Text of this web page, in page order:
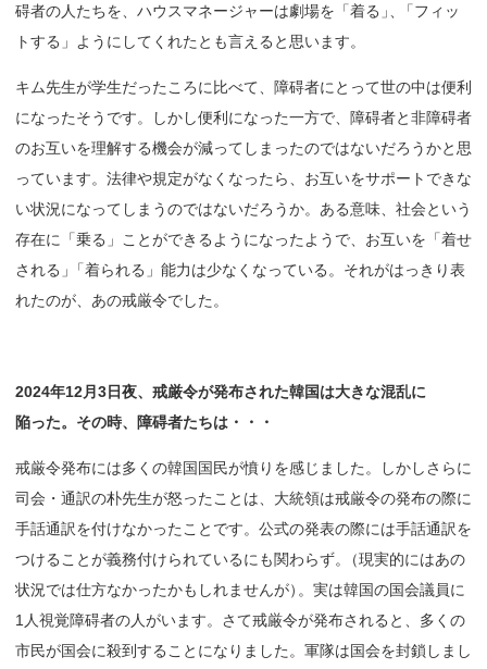
碍者の人たちを、ハウスマネージャーは劇場を「着る 」
「フィッ
トする」ようにしてくれたとも言えると思います。
キム先生が学生だったころに比べて、障碍者にとって世の中は便利
になったそうです。しかし便利になった一方で、障碍者と非障碍者
のお互いを理解する機会が減ってしまったのではないだろうかと思
っています。法律や規定がなくなったら、お互いをサポートできな
い状況になってしまうのではないだろうか。ある意味、社会という
存在に「乗る」ことができるようになったようで、お互いを「着せ
される 」
「着られる」能力は少なくなっている。それがはっきり表
れたのが、あの戒厳令でした。
2024年12月 3日夜、 戒厳令が発布された韓国は大きな混乱に
陥った。 その時、 障碍者たちは・・・
戒厳令発布には多くの韓国国民が憤りを感じました。しかしさらに
司会・通訳の朴先生が怒ったことは、大統領は戒厳令の発布の際に
手話通訳を付けなかったことです。公式の発表の際には手話通訳を
つけることが義務付けられているにも関わらず。
（現実的にはあの
状況では仕方なかったかもしれませんが） 。実は韓国の国会議員に
1人視覚障碍者の人がいます。さて戒厳令が発布されると、多くの
市民が国会に殺到することになりました。軍隊は国会を封鎖しまし